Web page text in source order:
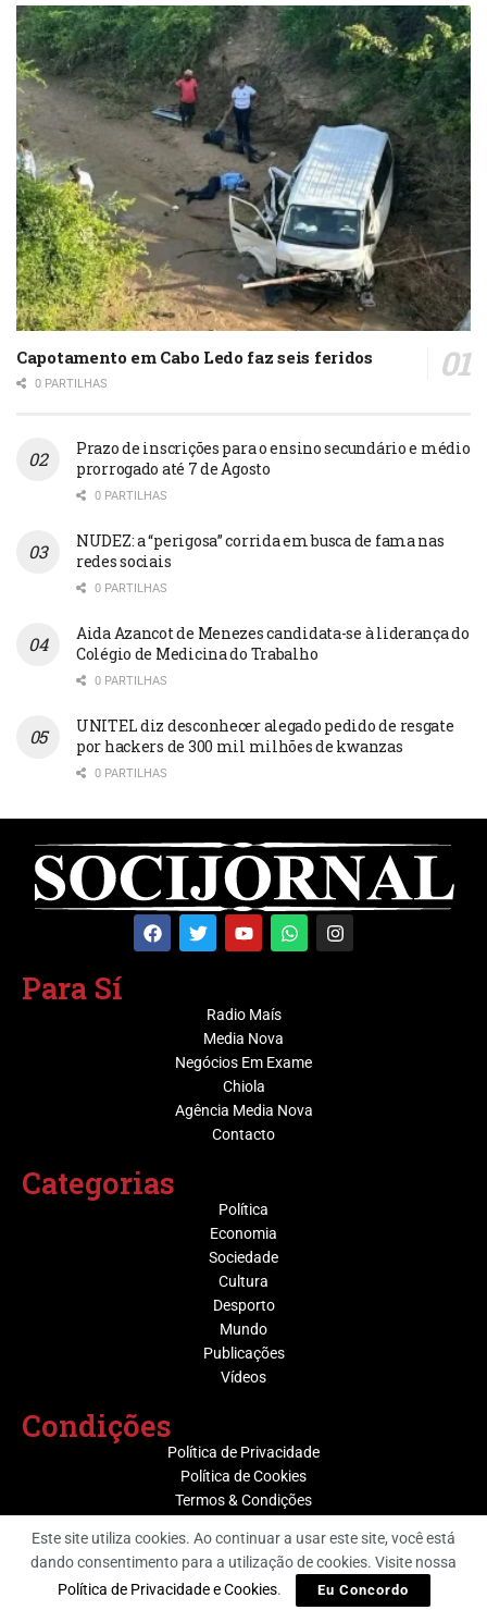
Capotamento em Cabo Ledo faz seis feridos
0 PARTILHAS
Prazo de inscrições para o ensino secundário e médio
prorrogado até 7 de Agosto
0 PARTILHAS
NUDEZ: a “perigosa” corrida em busca de fama nas
redes sociais
0 PARTILHAS
Aida Azancot de Menezes candidata-se à liderança do
Colégio de Medicina do Trabalho
0 PARTILHAS
UNITEL diz desconhecer alegado pedido de resgate
por hackers de 300 mil milhões de kwanzas
0 PARTILHAS
Para Sí
Radio Maís
Media Nova
Negócios Em Exame
Chiola
Agência Media Nova
Contacto
Categorias
Política
Economia
Sociedade
Cultura
Desporto
Mundo
Publicações
Vídeos
Condições
Política de Privacidade
Política de Cookies
Termos & Condições
@ Grupo Media Nova | Socijornal
Este site utiliza cookies. Ao continuar a usar este site, você está
dando consentimento para a utilização de cookies. Visite nossa
Política de Privacidade e Cookies. Eu Concordo